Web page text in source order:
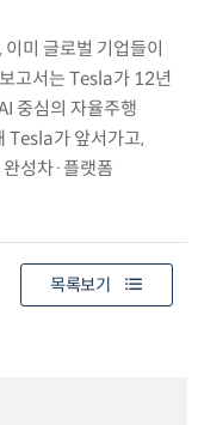
미 글로벌 기업들이
고서는 Tesla가 12년
중심의 자율주행
Tesla가 앞서가고,
성차·플랫폼
목록보기